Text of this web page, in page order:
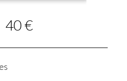
40 €